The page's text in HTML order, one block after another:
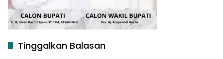
Tinggalkan Balasan